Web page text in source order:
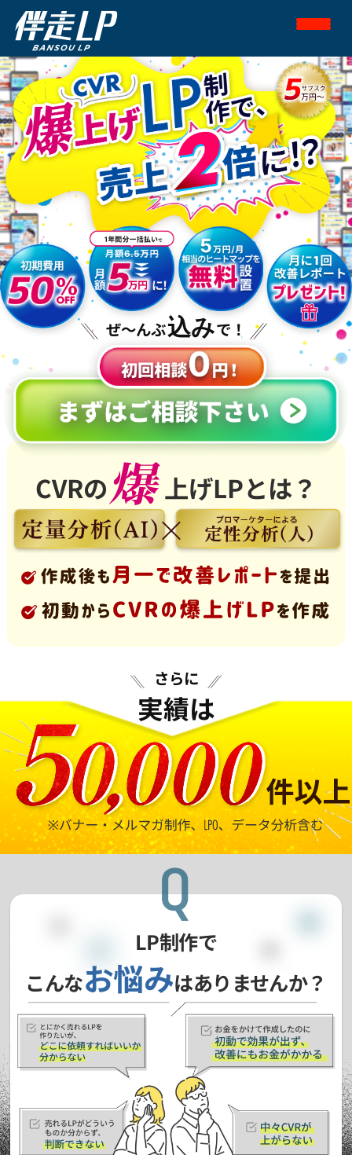
ぜ～んぶ込みで！
CVRの 上げLPとは？
さらに
実績は
LP制作で
こんなお悩みはありませんか？